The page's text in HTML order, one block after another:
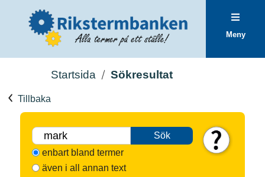
Meny
Startsida Sökresultat
Tillbaka
Sök
enbart bland termer
även i all annan text